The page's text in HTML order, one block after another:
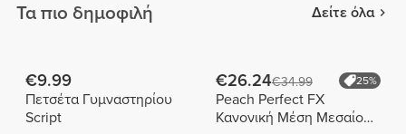
Τα πιο δημοφιλή Δείτε όλα
€9.99
Πετσέτα Γυμναστηρίου
Script
€26.24€34.99 25%
Peach Perfect FX
Κανονική Μέση Μεσαίου